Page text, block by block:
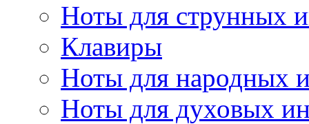
Ноты для струнных
Клавиры
Ноты для народных
Ноты для духовых